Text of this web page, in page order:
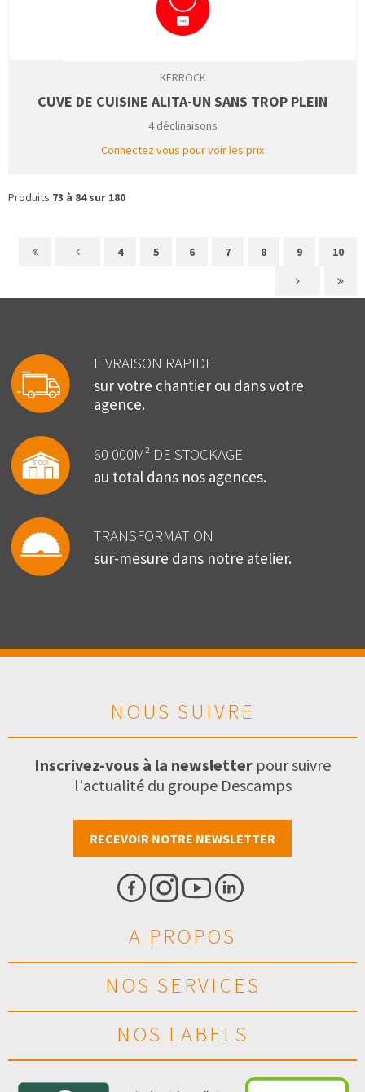
KERROCK
CUVE DE CUISINE ALITA-UN SANS TROP PLEIN
4 déclinaisons
Connectez vous pour voir les prix
Produits 73 à 84 sur 180
4 5 6 7 8 9 10
LIVRAISON RAPIDE
sur votre chantier ou dans votre
agence.
60 000M² DE STOCKAGE
au total dans nos agences.
TRANSFORMATION
sur-mesure dans notre atelier.
NOUS SUIVRE
Inscrivez-vous à la newsletter pour suivre
l'actualité du groupe Descamps
RECEVOIR NOTRE NEWSLETTER
A PROPOS
NOS SERVICES
NOS LABELS